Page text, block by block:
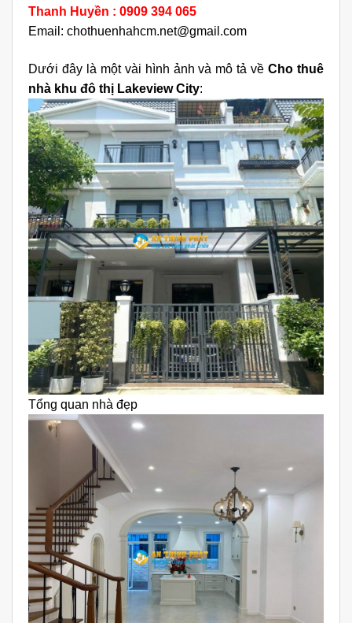
Thanh Huyền : 0909 394 065
Email: chothuenhahcm.net@gmail.com
Dưới đây là một vài hình ảnh và mô tả vềCho thuê
nhà khu đô thị Lakeview City:
Tổng quan nhà đẹp